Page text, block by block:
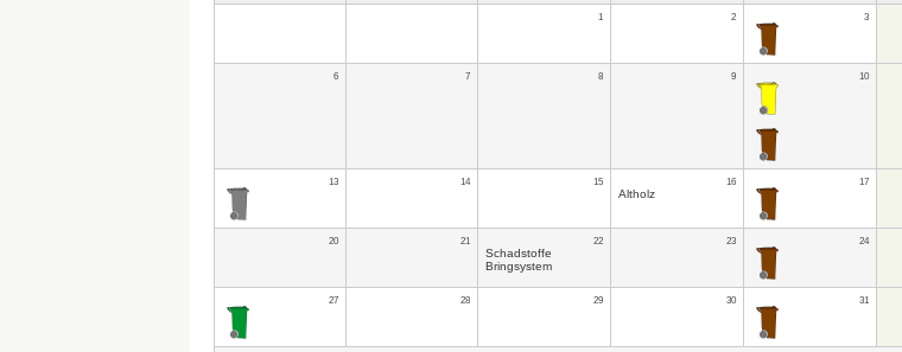
1 2 3
6 7 8 9 10
13 14 15 16
Altholz
17
20 21 22
Schadstoffe
Bringsystem
23 24
27 28 29 30 31